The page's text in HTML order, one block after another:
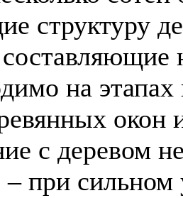
структуру
на
с деревом
– при